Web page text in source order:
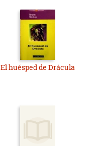
El huésped de Drácula